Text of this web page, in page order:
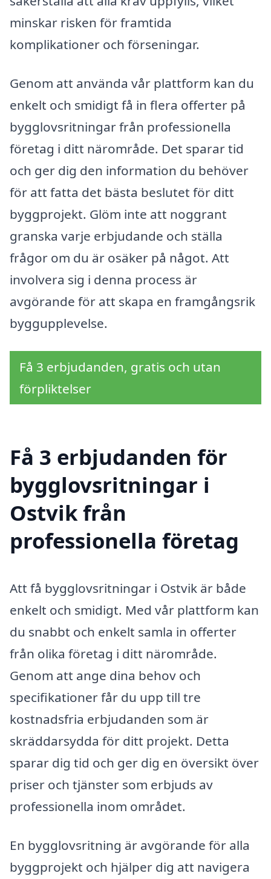
minskar risken för framtida
komplikationer och förseningar.
Genom att använda vår plattform kan du
enkelt och smidigt få in flera offerter på
bygglovsritningar från professionella
företag i ditt närområde. Det sparar tid
och ger dig den information du behöver
för att fatta det bästa beslutet för ditt
byggprojekt. Glöm inte att noggrant
granska varje erbjudande och ställa
frågor om du är osäker på något. Att
involvera sig i denna process är
avgörande för att skapa en framgångsrik
byggupplevelse.
Få 3 erbjudanden, gratis och utan
förpliktelser
Få 3 erbjudanden för
bygglovsritningar i
Ostvik från
professionella företag
Att få bygglovsritningar i Ostvik är både
enkelt och smidigt. Med vår plattform kan
du snabbt och enkelt samla in offerter
från olika företag i ditt närområde.
Genom att ange dina behov och
specifikationer får du upp till tre
kostnadsfria erbjudanden som är
skräddarsydda för ditt projekt. Detta
sparar dig tid och ger dig en översikt över
priser och tjänster som erbjuds av
professionella inom området.
En bygglovsritning är avgörande för alla
byggprojekt och hjälper dig att navigera